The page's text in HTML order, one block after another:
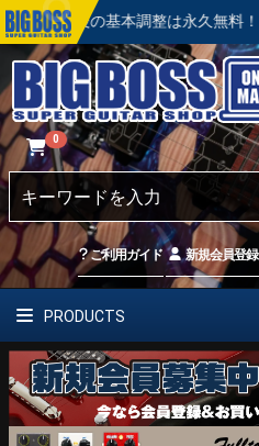
後の基本調整は永久無料！
0
ご利用ガイド 新規会員登録
PRODUCTS